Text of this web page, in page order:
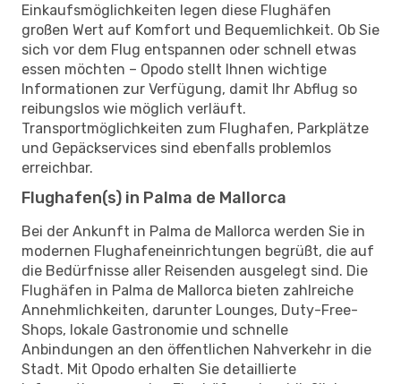
Einkaufsmöglichkeiten legen diese Flughäfen
großen Wert auf Komfort und Bequemlichkeit. Ob Sie
sich vor dem Flug entspannen oder schnell etwas
essen möchten – Opodo stellt Ihnen wichtige
Informationen zur Verfügung, damit Ihr Abflug so
reibungslos wie möglich verläuft.
Transportmöglichkeiten zum Flughafen, Parkplätze
und Gepäckservices sind ebenfalls problemlos
erreichbar.
Flughafen(s) in Palma de Mallorca
Bei der Ankunft in Palma de Mallorca werden Sie in
modernen Flughafeneinrichtungen begrüßt, die auf
die Bedürfnisse aller Reisenden ausgelegt sind. Die
Flughäfen in Palma de Mallorca bieten zahlreiche
Annehmlichkeiten, darunter Lounges, Duty-Free-
Shops, lokale Gastronomie und schnelle
Anbindungen an den öffentlichen Nahverkehr in die
Stadt. Mit Opodo erhalten Sie detaillierte